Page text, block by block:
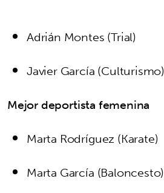
Adrián Montes (Trial)
Javier García (Culturismo)
Mejor deportista femenina
Marta Rodríguez (Karate)
Marta García (Baloncesto)